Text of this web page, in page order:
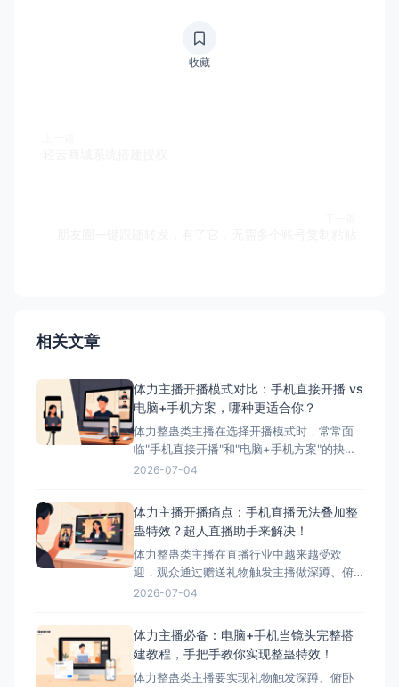
收藏
相关文章
体力主播开播模式对比：手机直接开播 vs
电脑+手机方案，哪种更适合你？
体力整蛊类主播在选择开播模式时，常常面
临"手机直接开播"和"电脑+手机方案"的抉
择。本文将详细对比这两种模式的优缺点，
播模式简介 ### 模式一：手机直接开播 这
是最简单、最常用的开播方式，主播直接使
2026-07-04
体力主播开播痛点：手机直播无法叠加整
蛊特效？超人直播助手来解决！
体力整蛊类主播在直播行业中越来越受欢
迎，观众通过赠送礼物触发主播做深蹲、俯
卧撑等体力动作，互动性极强。然而，这类
析这一痛点，并为您提供完美解决方案——
超人直播助手。 &nbsp; ## 体力主播面临的
核心痛点 &nbs
2026-07-04
体力主播必备：电脑+手机当镜头完整搭
建教程，手把手教你实现整蛊特效！
体力整蛊类主播要实现礼物触发深蹲、俯卧